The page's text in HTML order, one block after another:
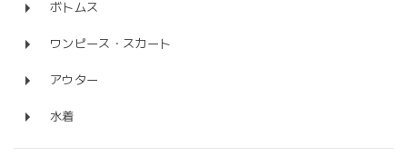
ボトムス
ワンピース・スカート
アウター
水着